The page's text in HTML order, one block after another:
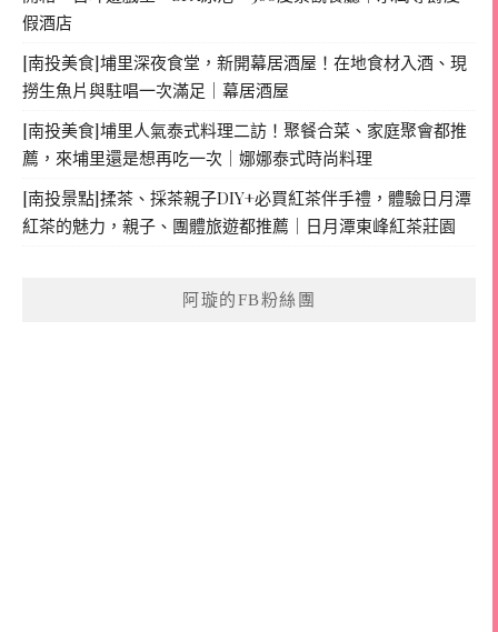
假酒店
[南投美食]埔里深夜食堂，新開幕居酒屋！在地食材入酒、現
撈生魚片與駐唱一次滿足｜幕居酒屋
[南投美食]埔里人氣泰式料理二訪！聚餐合菜、家庭聚會都推
薦，來埔里還是想再吃一次｜娜娜泰式時尚料理
[南投景點]揉茶、採茶親子DIY+必買紅茶伴手禮，體驗日月潭
紅茶的魅力，親子、團體旅遊都推薦｜日月潭東峰紅茶莊園
阿璇的FB粉絲團